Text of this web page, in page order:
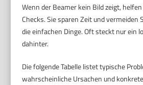
Wenn der Beamer kein Bild zeigt,
Checks. Sie sparen Zeit und vermeiden
die einfachen Dinge. Oft steckt nur ein
dahinter.
Die folgende Tabelle listet typische
wahrscheinliche Ursachen und